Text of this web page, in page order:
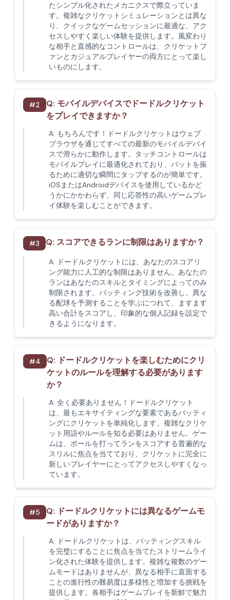
たシンプル化されたメカニクスで際立っていま
す。複雑なクリケットシミュレーションとは異な
り、クイックなゲームセッションに最適な、アク
セスしやすく楽しい体験を提供します。風変わり
な相手と直感的なコントロールは、クリケットフ
ァンとカジュアルプレイヤーの両方にとって楽し
いものにします。
#2 Q: モバイルデバイスでドードルクリケット
をプレイできますか？
A: もちろんです！ドードルクリケットはウェブ
ブラウザを通じてすべての最新のモバイルデバイ
スで滑らかに動作します。タッチコントロールは
モバイルプレイに最適化されており、バットを振
るために適切な瞬間にタップするのが簡単です。
iOSまたはAndroidデバイスを使用しているかど
うかにかかわらず、同じ応答性の高いゲームプレ
イ体験を楽しむことができます。
#3 Q: スコアできるランに制限はありますか？
A: ドードルクリケットには、あなたのスコアリ
ング能力に人工的な制限はありません。あなたの
ランはあなたのスキルとタイミングによってのみ
制限されます。バッティング技術を改善し、異な
る配球を予測することを学ぶにつれて、ますます
高い合計をスコアし、印象的な個人記録を設定で
きるようになります。
#4 Q: ドードルクリケットを楽しむためにクリ
ケットのルールを理解する必要があります
か？
A: 全く必要ありません！ドードルクリケット
は、最もエキサイティングな要素であるバッティ
ングにクリケットを単純化します。複雑なクリケ
ット用語やルールを知る必要はありません。ゲー
ムは、ボールを打ってランをスコアする普遍的な
スリルに焦点を当てており、クリケットに完全に
新しいプレイヤーにとってアクセスしやすくなっ
ています。
#5 Q: ドードルクリケットには異なるゲームモ
ードがありますか？
A: ドードルクリケットは、バッティングスキル
を完璧にすることに焦点を当てたストリームライ
ン化された体験を提供します。複雑な複数のゲー
ムモードはありませんが、異なる相手に直面する
ことの進行性の難易度は多様性と増加する挑戦を
提供します。各相手はゲームプレイを新鮮で魅力